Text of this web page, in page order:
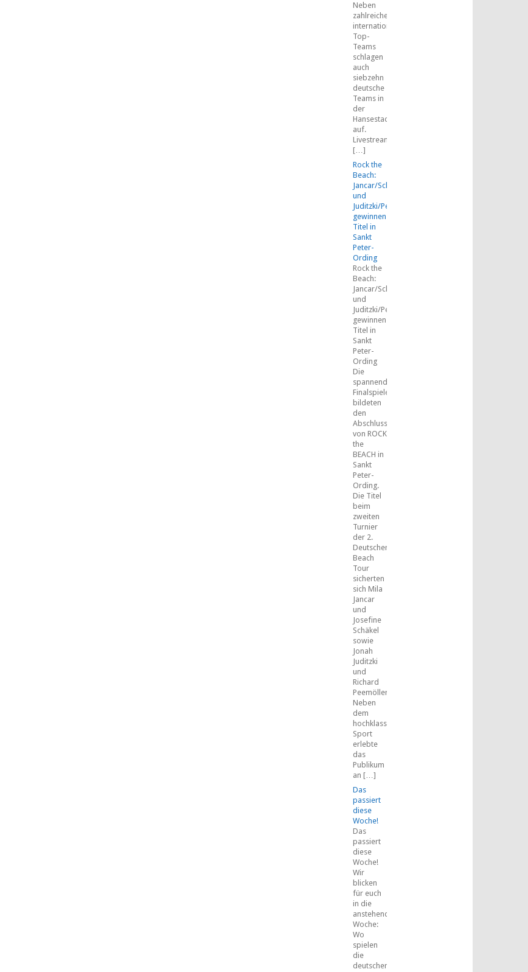
Neben
zahlreichen
internationalen
Top-
Teams
schlagen
auch
siebzehn
deutsche
Teams in
der
Hansestadt
auf.
Livestreams
[…]
Rock the
Beach:
Jancar/Schäkel
und
Juditzki/Peemüller
gewinnen
Titel in
Sankt
Peter-
Ording
Rock the
Beach:
Jancar/Schäkel
und
Juditzki/Peemüller
gewinnen
Titel in
Sankt
Peter-
Ording
Die
spannenden
Finalspiele
bildeten
den
Abschluss
von ROCK
the
BEACH in
Sankt
Peter-
Ording.
Die Titel
beim
zweiten
Turnier
der 2.
Deutschen
Beach
Tour
sicherten
sich Mila
Jancar
und
Josefine
Schäkel
sowie
Jonah
Juditzki
und
Richard
Peemöller.
Neben
dem
hochklassigen
Sport
erlebte
das
Publikum
an […]
Das
passiert
diese
Woche!
Das
passiert
diese
Woche!
Wir
blicken
für euch
in die
anstehende
Woche:
Wo
spielen
die
deutschen